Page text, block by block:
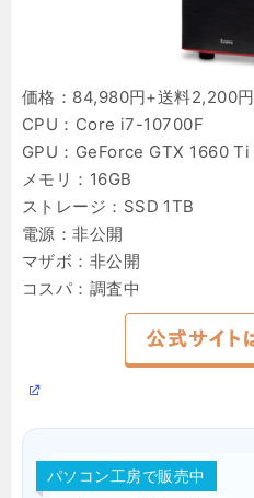
価格：84,980円+送料2,200円
CPU：Core i7-10700F
GPU：GeForce GTX 1660 Ti
メモリ：16GB
ストレージ：SSD 1TB
電源：非公開
マザボ：非公開
コスパ：調査中
パソコン工房で販売中